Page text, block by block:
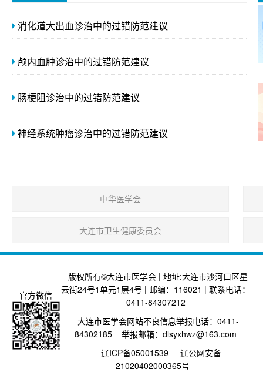
消化道大出血诊治中的过错防范建议
颅内血肿诊治中的过错防范建议
肠梗阻诊治中的过错防范建议
神经系统肿瘤诊治中的过错防范建议
中华医学会
大连市卫生健康委员会
官方微信
版权所有©大连市医学会 | 地址:大连市沙河口区星
云街24号1单元1层4号 | 邮编：116021 | 联系电话：
0411-84307212
大连市医学会网站不良信息举报电话：0411-
84302185 举报邮箱：dlsyxhwz@163.com
辽ICP备05001539
辽公网安备
21020402000365号